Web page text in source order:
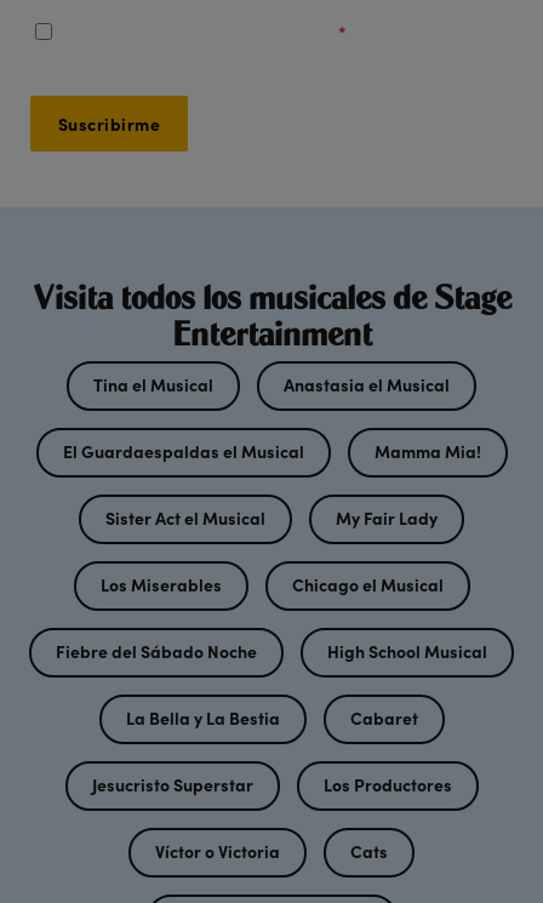
*
Visita todos los musicales de Stage
Entertainment
Tina el Musical Anastasia el Musical
El Guardaespaldas el Musical Mamma Mia!
Sister Act el Musical My Fair Lady
Los Miserables Chicago el Musical
Fiebre del Sábado Noche High School Musical
La Bella y La Bestia Cabaret
Jesucristo Superstar Los Productores
Víctor o Victoria Cats